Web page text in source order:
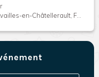
en-Châtellerault, France